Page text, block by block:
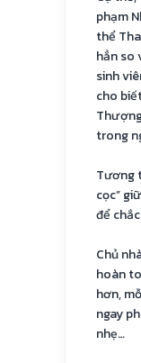
phạm
thể
hẳn so
sinh
cho
trong
Tương
cọc”
để
Chủ
hoàn
hơn,
ngay
nhẹ…